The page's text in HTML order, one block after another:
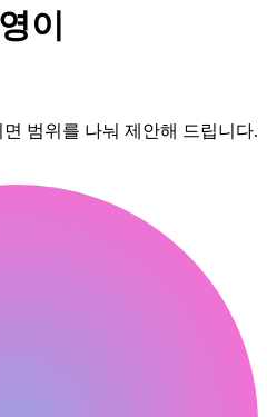
이
범위를 나눠 제안해 드립니다.